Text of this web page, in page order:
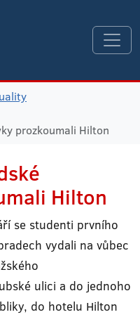
prozkoumali Hilton
Hilton
se studenti prvního
vydali na vůbec
ulici a do jednoho
do hotelu Hilton